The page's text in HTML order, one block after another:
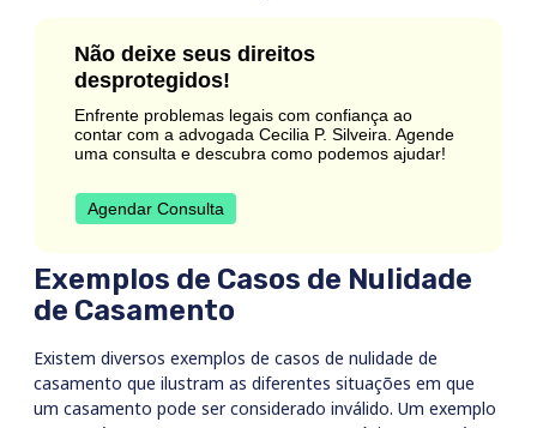
Não deixe seus direitos
desprotegidos!
Enfrente problemas legais com confiança ao
contar com a advogada Cecilia P. Silveira. Agende
uma consulta e descubra como podemos ajudar!
Agendar Consulta
Exemplos de Casos de Nulidade
de Casamento
Existem diversos exemplos de casos de nulidade de
casamento que ilustram as diferentes situações em que
um casamento pode ser considerado inválido. Um exemplo